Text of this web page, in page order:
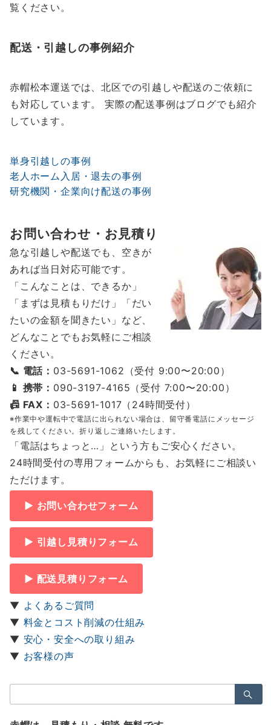
覧ください。
配送・引越しの事例紹介
赤帽松本運送では、北区での引越しや配送のご依頼に
も対応しています。 実際の配送事例はブログでも紹介
しています。
単身引越しの事例
老人ホーム入居・退去の事例
研究機関・企業向け配送の事例
お問い合わせ・お見積り
急な引越しや配送でも、空きが
あれば当日対応可能です。
「こんなことは、できるか」
「まずは見積もりだけ」「だい
たいの金額を聞きたい」など、
どんなことでもお気軽にご相談
ください。
📞 電話： 03-5691-1062（受付 9:00〜20:00）
📱 携帯： 090-3197-4165（受付 7:00〜20:00）
📠 FAX： 03-5691-1017（24時間受付）
※作業中や運転中で電話に出られない場合は、留守番電話にメッセージ
を残してください。折り返しご連絡いたします。
「電話はちょっと…」という方もご安心ください。
24時間受付の専用フォームからも、お気軽にご相談い
ただけます。
▶ お問い合わせフォーム
▶ 引越し見積りフォーム
▶ 配送見積りフォーム
▼ よくあるご質問
▼ 料金とコスト削減の仕組み
▼ 安心・安全への取り組み
▼ お客様の声
索：